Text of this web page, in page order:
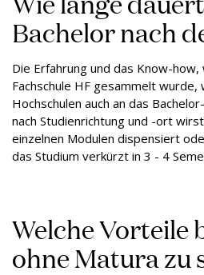
Bachelor nach
Die Erfahrung und das Know-
Fachschule HF gesammelt
Hochschulen auch an das
nach Studienrichtung und -ort
einzelnen Modulen dispensiert
das Studium verkürzt in 3 - 4
Welche Vorteile
ohne Matura zu